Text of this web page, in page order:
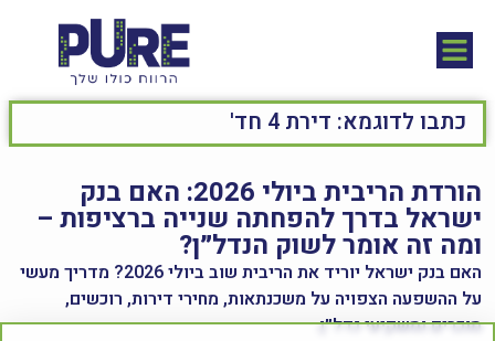
הורדת הריבית ביולי 2026: האם בנק
ישראל בדרך להפחתה שנייה ברציפות –
ומה זה אומר לשוק הנדל״ן?
האם בנק ישראל יוריד את הריבית שוב ביולי 2026? מדריך מעשי
על ההשפעה הצפויה על משכנתאות, מחירי דירות, רוכשים,
מוכרים ומשקיעי נדל״ן.